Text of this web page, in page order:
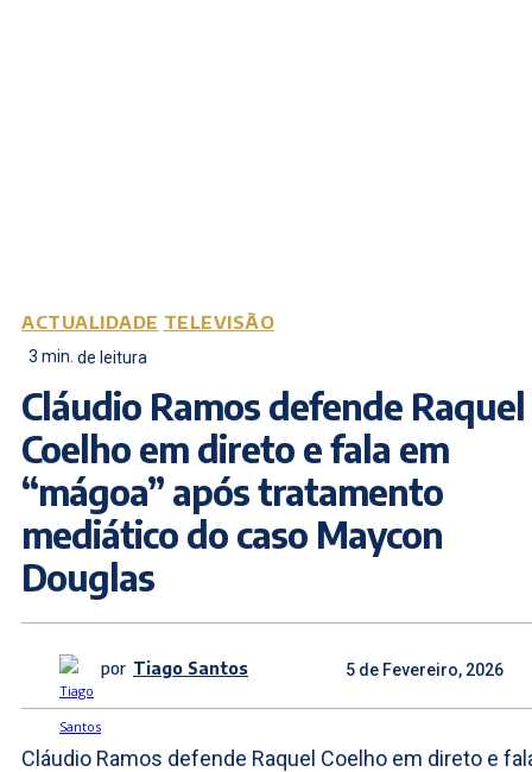
ACTUALIDADE TELEVISÃO
3 min. de leitura
Cláudio Ramos defende Raquel
Coelho em direto e fala em
“mágoa” após tratamento
mediático do caso Maycon
Douglas
por Tiago Santos 5 de Fevereiro, 2026
Cláudio Ramos defende Raquel Coelho em direto e